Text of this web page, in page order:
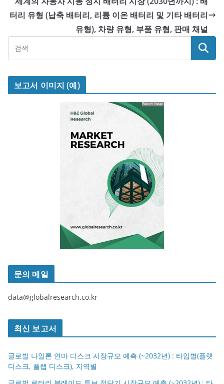
터리 유형 (납축 배터리, 리튬 이온 배터리 및 기타 배터리
유형), 차량 유형, 부품 유형, 판매 채널
보고서 이미지 (예)
문의 메일
data@globalresearch.co.kr
최신 보고서
글로벌 나일론 연마 디스크 시장규모 예측 (~2032년) : 타입별(플랫
디스크, 플랩 디스크), 지역별